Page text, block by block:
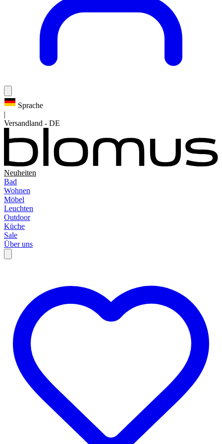
Sprache
|
Versandland - DE
Neuheiten
Bad
Wohnen
Möbel
Leuchten
Outdoor
Küche
Sale
Über uns